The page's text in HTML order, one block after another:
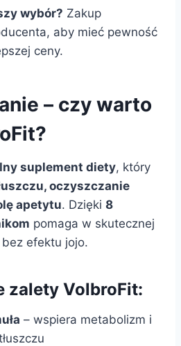
wybór? Zakup
aby mieć pewność
ceny.
– czy warto
suplement diety, który
oczyszczanie
apetytu. Dzięki 8
pomaga w skutecznej
bez efektu jojo.
zalety VolbroFit:
– wspiera metabolizm i